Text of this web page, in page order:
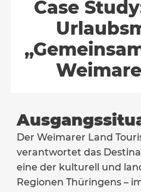
Case
Der Weimarer Land
verantwortet das
eine der kulturell und
Regionen Thüringens –